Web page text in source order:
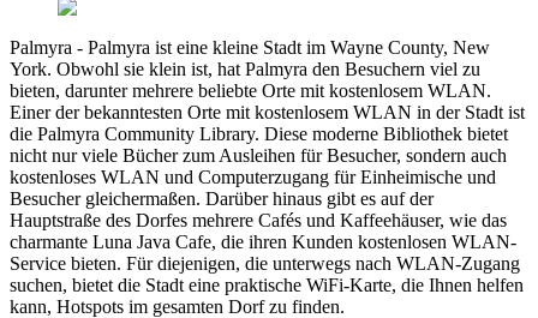
Palmyra - Palmyra ist eine kleine Stadt im Wayne County, New
York. Obwohl sie klein ist, hat Palmyra den Besuchern viel zu
bieten, darunter mehrere beliebte Orte mit kostenlosem WLAN.
Einer der bekanntesten Orte mit kostenlosem WLAN in der Stadt ist
die Palmyra Community Library. Diese moderne Bibliothek bietet
nicht nur viele Bücher zum Ausleihen für Besucher, sondern auch
kostenloses WLAN und Computerzugang für Einheimische und
Besucher gleichermaßen. Darüber hinaus gibt es auf der
Hauptstraße des Dorfes mehrere Cafés und Kaffeehäuser, wie das
charmante Luna Java Cafe, die ihren Kunden kostenlosen WLAN-
Service bieten. Für diejenigen, die unterwegs nach WLAN-Zugang
suchen, bietet die Stadt eine praktische WiFi-Karte, die Ihnen helfen
kann, Hotspots im gesamten Dorf zu finden.